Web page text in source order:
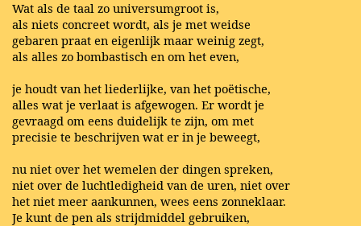
Wat als de taal zo universumgroot is,
als niets concreet wordt, als je met weidse
gebaren praat en eigenlijk maar weinig zegt,
als alles zo bombastisch en om het even,
je houdt van het liederlijke, van het poëtische,
alles wat je verlaat is afgewogen. Er wordt je
gevraagd om eens duidelijk te zijn, om met
precisie te beschrijven wat er in je beweegt,
nu niet over het wemelen der dingen spreken,
niet over de luchtledigheid van de uren, niet over
het niet meer aankunnen, wees eens zonneklaar.
Je kunt de pen als strijdmiddel gebruiken,